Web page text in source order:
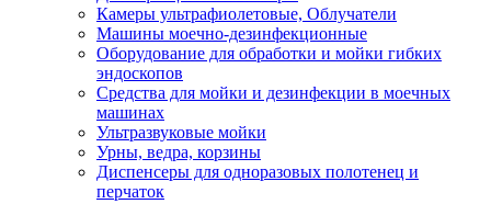
Камеры ультрафиолетовые, Облучатели
Машины моечно-дезинфекционные
Оборудование для обработки и мойки гибких
эндоскопов
Средства для мойки и дезинфекции в моечных
машинах
Ультразвуковые мойки
Урны, ведра, корзины
Диспенсеры для одноразовых полотенец и
перчаток